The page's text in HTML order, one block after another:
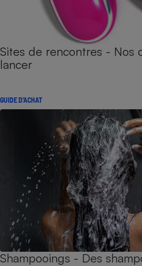
Sites de rencontres - Nos
lancer
GUIDE D'ACHAT
Shampooings - Des